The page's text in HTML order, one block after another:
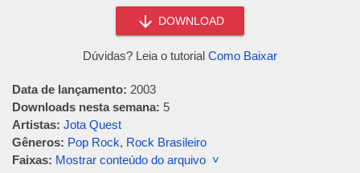
DOWNLOAD
Dúvidas? Leia o tutorial Como Baixar
Data de lançamento: 2003
Downloads nesta semana: 5
Artistas: Jota Quest
Gêneros: Pop Rock, Rock Brasileiro
Faixas: Mostrar conteúdo do arquivo ˅